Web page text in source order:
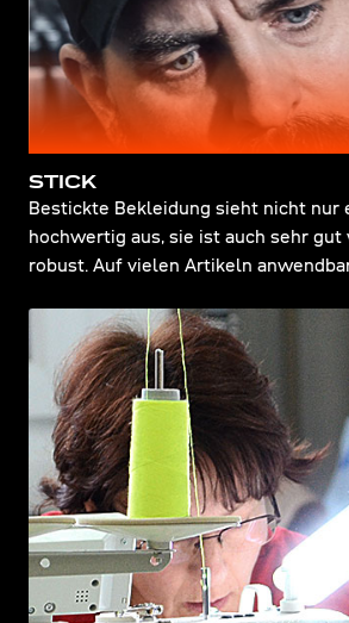
STICK
Bestickte Bekleidung sieht nicht nur
hochwertig aus, sie ist auch sehr gut
robust. Auf vielen Artikeln